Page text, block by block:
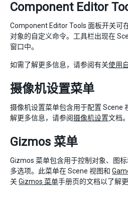
Component Editor
Component Editor Tools 面板开关可
对象的自定义命令。工具栏出现在
窗口中。
如需了解更多信息，请参阅有关使用
摄像机设置菜单
摄像机设置菜单包含用于配置 Scene
解更多信息，请参阅摄像机设置文档。
Gizmos 菜单
Gizmos 菜单包含用于控制对象、图
多选项。此菜单在 Scene 视图和
关 Gizmos 菜单手册页的文档以了解更